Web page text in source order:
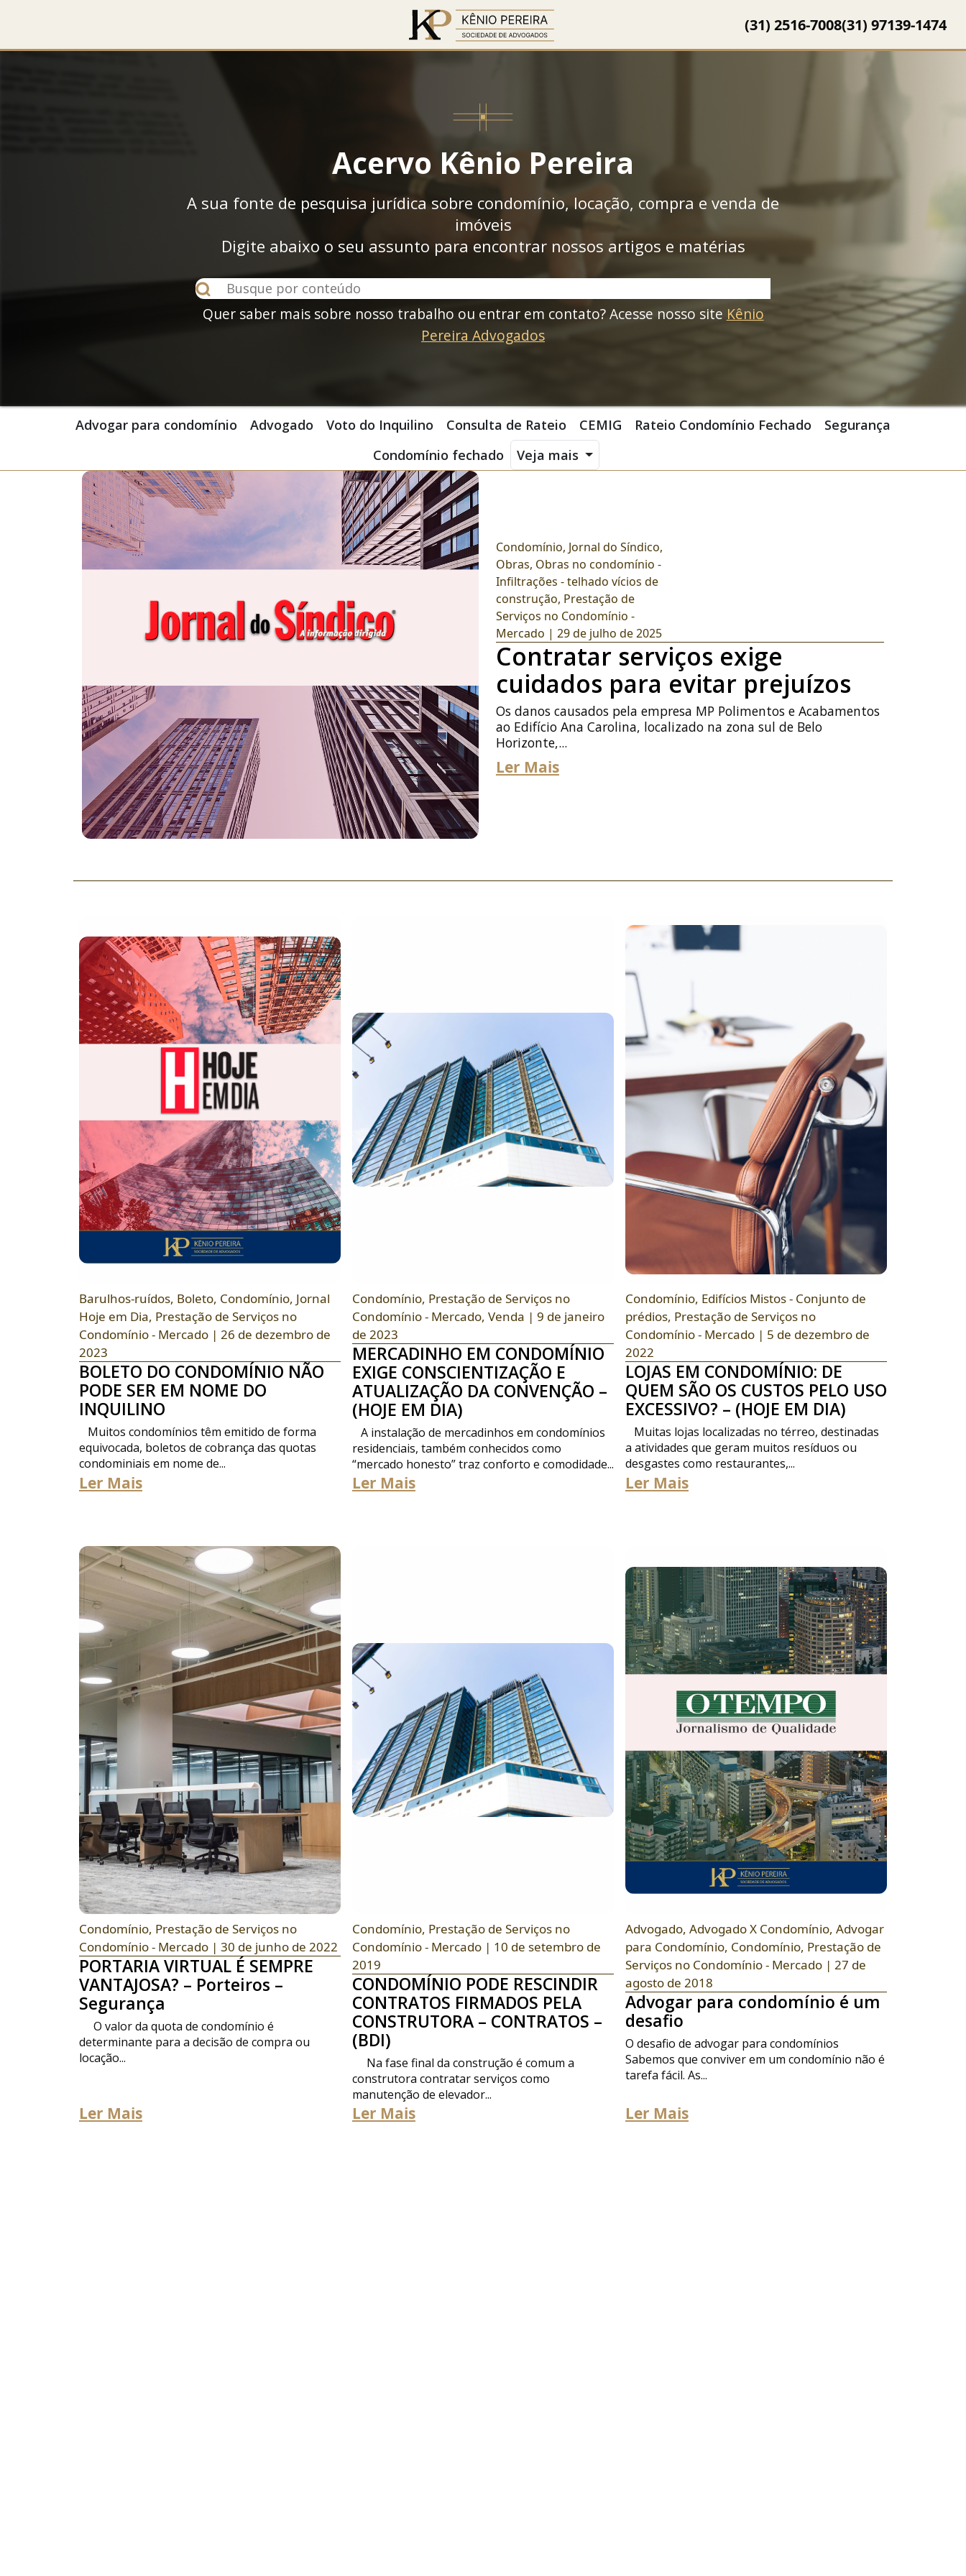
(31) 2516-7008(31) 97139-1474
Acervo Kênio Pereira
A sua fonte de pesquisa jurídica sobre condomínio, locação, compra e venda de
imóveis
Digite abaixo o seu assunto para encontrar nossos artigos e matérias
Quer saber mais sobre nosso trabalho ou entrar em contato? Acesse nosso site Kênio
Pereira Advogados
Advogar para condomínio Advogado Voto do Inquilino Consulta de Rateio CEMIG Rateio Condomínio Fechado
Segurança
Condomínio fechado
Veja mais
Condomínio, Jornal do Síndico,
Obras, Obras no condomínio -
Infiltrações - telhado vícios de
construção, Prestação de
Serviços no Condomínio -
Mercado | 29 de julho de 2025
Contratar serviços exige
cuidados para evitar prejuízos
Os danos causados pela empresa MP Polimentos e Acabamentos
ao Edifício Ana Carolina, localizado na zona sul de Belo
Horizonte,...
Ler Mais
Barulhos-ruídos, Boleto, Condomínio, Jornal
Hoje em Dia, Prestação de Serviços no
Condomínio - Mercado | 26 de dezembro de
2023
BOLETO DO CONDOMÍNIO NÃO
PODE SER EM NOME DO
INQUILINO
Muitos condomínios têm emitido de forma
equivocada, boletos de cobrança das quotas
condominiais em nome de...
Ler Mais
Condomínio, Prestação de Serviços no
Condomínio - Mercado, Venda | 9 de janeiro
de 2023
MERCADINHO EM CONDOMÍNIO
EXIGE CONSCIENTIZAÇÃO E
ATUALIZAÇÃO DA CONVENÇÃO –
(HOJE EM DIA)
A instalação de mercadinhos em condomínios
residenciais, também conhecidos como
“mercado honesto” traz conforto e comodidade...
Ler Mais
Condomínio, Edifícios Mistos - Conjunto de
prédios, Prestação de Serviços no
Condomínio - Mercado | 5 de dezembro de
2022
LOJAS EM CONDOMÍNIO: DE
QUEM SÃO OS CUSTOS PELO USO
EXCESSIVO? – (HOJE EM DIA)
Muitas lojas localizadas no térreo, destinadas
a atividades que geram muitos resíduos ou
desgastes como restaurantes,...
Ler Mais
Condomínio, Prestação de Serviços no
Condomínio - Mercado | 30 de junho de 2022
PORTARIA VIRTUAL É SEMPRE
VANTAJOSA? – Porteiros –
Segurança
O valor da quota de condomínio é
determinante para a decisão de compra ou
locação...
Ler Mais
Condomínio, Prestação de Serviços no
Condomínio - Mercado | 10 de setembro de
2019
CONDOMÍNIO PODE RESCINDIR
CONTRATOS FIRMADOS PELA
CONSTRUTORA – CONTRATOS –
(BDI)
Na fase final da construção é comum a
construtora contratar serviços como
manutenção de elevador...
Ler Mais
Advogado, Advogado X Condomínio, Advogar
para Condomínio, Condomínio, Prestação de
Serviços no Condomínio - Mercado | 27 de
agosto de 2018
Advogar para condomínio é um
desafio
O desafio de advogar para condomínios
Sabemos que conviver em um condomínio não é
tarefa fácil. As...
Ler Mais